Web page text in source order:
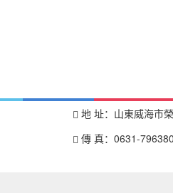
地 址：山東威海市
傳 真：0631-